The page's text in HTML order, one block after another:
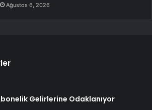
Ağustos 6, 2026
Gelirlerine Odaklanıyor